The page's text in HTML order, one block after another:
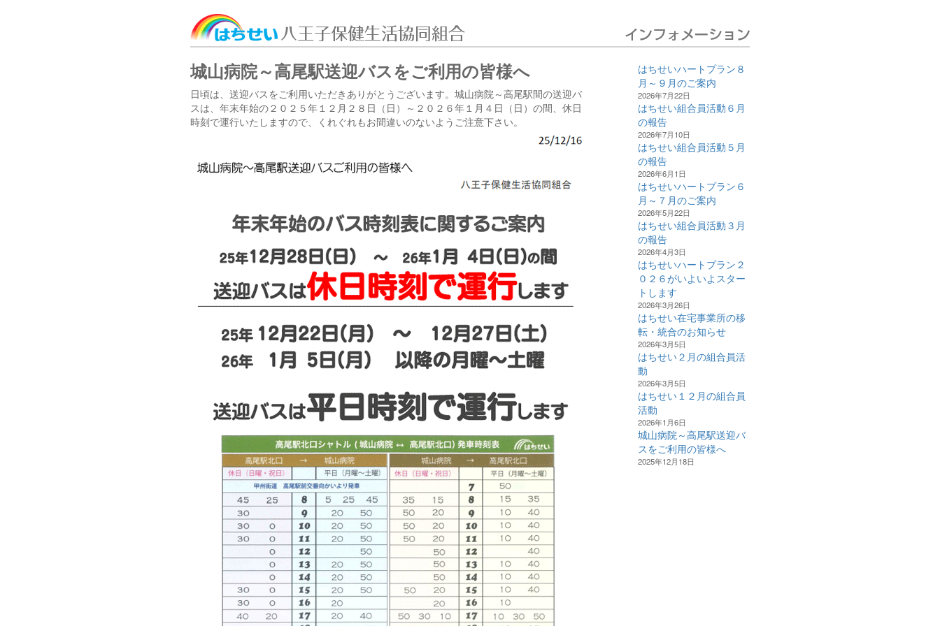
城山病院～高尾駅送迎バスをご利用の皆様へ
日頃は、送迎バスをご利用いただきありがとうございます。城山病院～高尾駅間の送迎バ
スは、年末年始の２０２５年１２月２８日（日）～２０２６年１月４日（日）の間、休日
時刻で運行いたしますので、くれぐれもお間違いのないようご注意下さい。
はちせいハートプラン８
月～９月のご案内
2026年7月22日
はちせい組合員活動６月
の報告
2026年7月10日
はちせい組合員活動５月
の報告
2026年6月1日
はちせいハートプラン６
月～７月のご案内
2026年5月22日
はちせい組合員活動３月
の報告
2026年4月3日
はちせいハートプラン２
０２６がいよいよスター
トします
2026年3月26日
はちせい在宅事業所の移
転・統合のお知らせ
2026年3月5日
はちせい２月の組合員活
動
2026年3月5日
はちせい１２月の組合員
活動
2026年1月6日
城山病院～高尾駅送迎バ
スをご利用の皆様へ
2025年12月18日